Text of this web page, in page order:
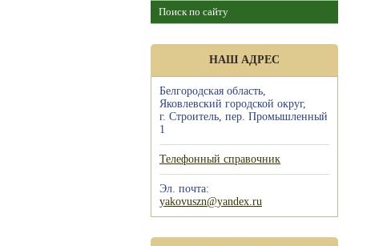
Поиск по сайту
НАШ АДРЕС
Белгородская область,
Яковлевский городской округ,
г. Строитель, пер. Промышленный
1
Телефонный справочник
Эл. почта:
yakovuszn@yandex.ru